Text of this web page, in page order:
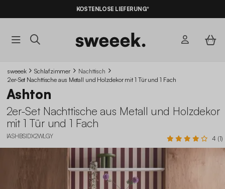
KOSTENLOSE LIEFERUNG*
sweeek Schlafzimmer
Nachttisch
2er-Set Nachttische aus Metall und Holzdekor mit 1 Tür und 1 Fach
Ashton
2er-Set Nachttische aus Metall und Holzdekor
mit 1 Tür und 1 Fach
IASHBSIDX2WLGY 4 (1)